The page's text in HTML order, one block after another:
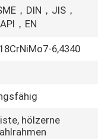
，DIN，JIS，
，EN
6,4340
hölzerne